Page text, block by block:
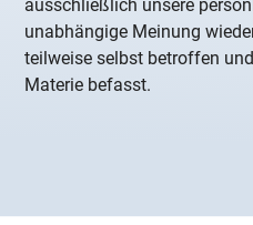
ausschließlich unsere
unabhängige Meinung
teilweise selbst betroffen
Materie befasst.